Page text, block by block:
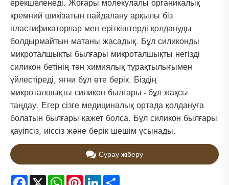
ерекшеленеді. Жоғары молекулалы органикалық
кремний шикізатын пайдалану арқылы біз
пластификаторлар мен еріткіштерді қолдануды
болдырмайтын матаны жасадық. Бұл силиконды
микроталшықты былғары микроталшықты негізді
силикон бетінің тән химиялық тұрақтылығымен
үйлестіреді, яғни бұл өте берік. Біздің
микроталшықты силикон былғары - бұл жақсы
таңдау. Егер сізге медициналық ортада қолдануға
болатын былғары қажет болса. Бұл силикон былғары
қауіпсіз, иіссіз және берік шешім ұсынады.
Сұрау жіберу
Facebook
X WhatsApp
PinterestLinkedIn